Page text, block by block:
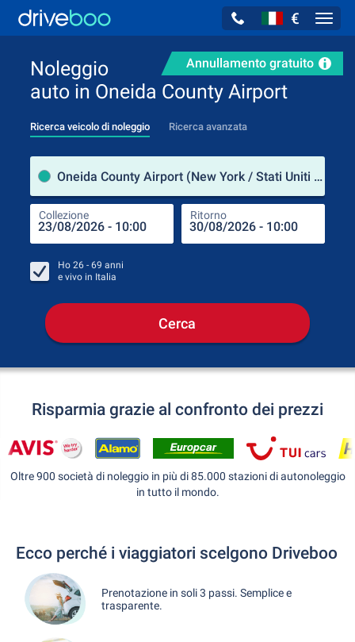
€
Annullamento gratuito
Noleggio
auto in Oneida County Airport
Ricerca veicolo di noleggio Ricerca avanzata
Oneida County Airport (New York / Stati Uniti d'America)
Collezione Ritorno
Ho 26 - 69 anni
e vivo in Italia
Cerca
Risparmia grazie al confronto dei prezzi
Oltre 900 società di noleggio in più di 85.000 stazioni di autonoleggio
in tutto il mondo.
Ecco perché i viaggiatori scelgono Driveboo
Prenotazione in soli 3 passi. Semplice e
trasparente.